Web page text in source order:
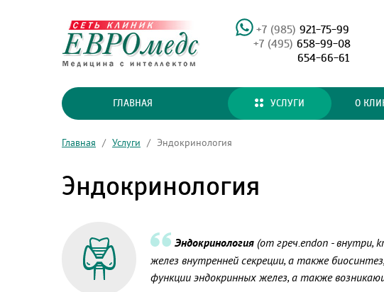
+7 (985) 921-75-99
+7 (495) 658-99-08
654-66-61
ГЛАВНАЯ УСЛУГИ О
Главная / Услуги / Эндокринология
Эндокринология
Эндокринология (от греч.endon - внутри,
желез внутренней секреции, а также
функции эндокринных желез, а также